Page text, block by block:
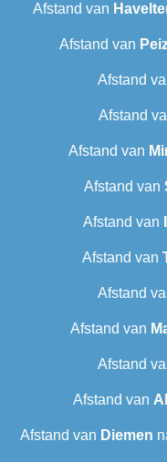
Afstand van
Afstand van
Afstand
Afstand
Afstand van
Afstand van
Afstand van
Afstand van
Afstand
Afstand van
Afstand
Afstand van
Afstand van Diemen